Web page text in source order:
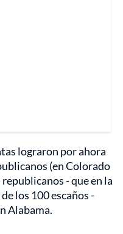
lograron por ahora
(en Colorado
- que en la
los 100 escaños -
Alabama.